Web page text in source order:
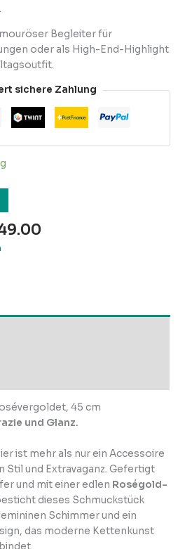
Begleiter für
oder als High-End-Highlight
sichere Zahlung
45 cm
und Glanz.
ist mehr als nur ein Accessoire
Stil und Extravaganz. Gefertigt
und mit einer edlen Roségold-
dieses Schmuckstück
Schimmer und ein
das moderne Kettenkunst